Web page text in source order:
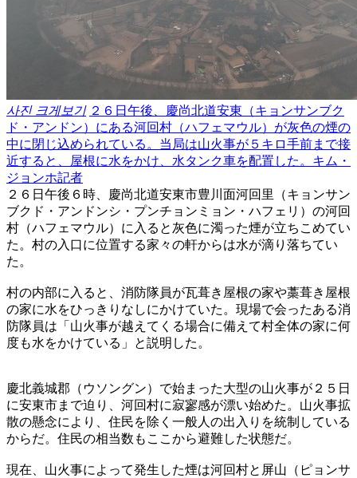
사진 크게보기 ２６日午後、慶尚北道安東（キョンサンブク
ド・アンドン）にある河回村（ハフェマウル）が灰色の煙の
中に閉じ込められている。当局は山火事が５キロ手前まで接
近すると、屋根に水をかけ、水タンク車を配置した。キム・
ジョンホ記者
２６日午後６時、慶尚北道安東市豊川面河回里（キョンサン
ブクド・アンドンシ・プンチョンミョン・ハフェリ）の河回
村（ハフェマウル）に入ると灰色に濁った煙が立ちこめてい
た。村の入口に位置する家々の軒からは水が滴り落ちてい
た。
村の内部に入ると、消防隊員が瓦葺き屋根の家や藁葺き屋根
の家に水をひっきりなしにかけていた。現場で会ったある消
防隊員は「山火事が越えてくる場合に備えて村全体の家に何
度も水をかけている」と説明した。
慶北義城郡（ウソングン）で始まった大型の山火事が２５日
に安東市まで迫り、河回村に寂寥感が漂い始めた。山火事拡
散の懸念により、住民を除く一般人の出入りを統制している
からだ。住民の相当数もここから避難した状態だ。
現在、山火事によって発生した煙は河回村と屏山（ピョンサ